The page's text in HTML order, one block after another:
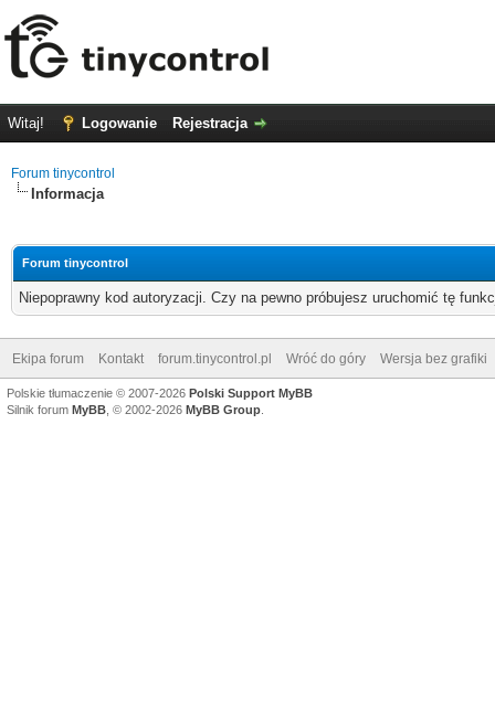
Witaj! Logowanie Rejestracja
Forum tinycontrol
Informacja
Forum tinycontrol
Niepoprawny kod autoryzacji. Czy na pewno próbujesz uruchomić tę
Ekipa forum Kontakt forum.tinycontrol.pl Wróć do góry Wersja bez grafiki
Polskie tłumaczenie © 2007-2026 Polski Support MyBB
Silnik forum MyBB , © 2002-2026 MyBB Group